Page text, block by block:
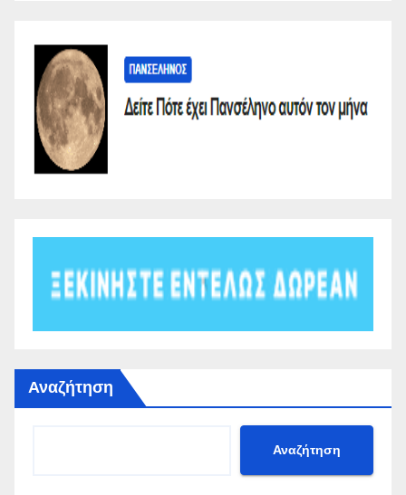
Αναζήτηση
Αναζήτηση